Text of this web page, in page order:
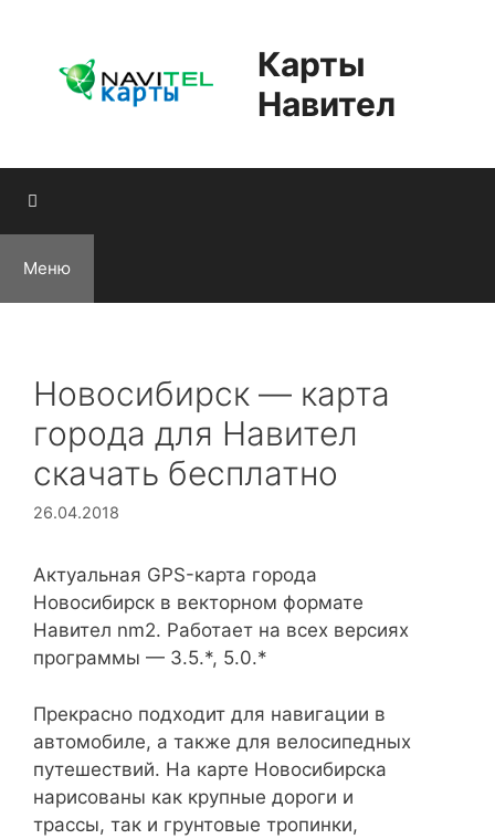
содержимому
Карты
Навител
Меню
Новосибирск — карта
города для Навител
скачать бесплатно
26.04.2018
Актуальная GPS-карта города
Новосибирск в векторном формате
Навител nm2. Работает на всех версиях
программы — 3.5.*, 5.0.*
Прекрасно подходит для навигации в
автомобиле, а также для велосипедных
путешествий. На карте Новосибирска
нарисованы как крупные дороги и
трассы, так и грунтовые тропинки,